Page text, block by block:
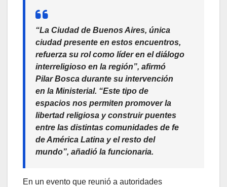
“La Ciudad de Buenos Aires, única
ciudad presente en estos encuentros,
refuerza su rol como líder en el diálogo
interreligioso en la región”, afirmó
Pilar Bosca durante su intervención
en la Ministerial. “Este tipo de
espacios nos permiten promover la
libertad religiosa y construir puentes
entre las distintas comunidades de fe
de América Latina y el resto del
mundo”, añadió la funcionaria.
En un evento que reunió a autoridades